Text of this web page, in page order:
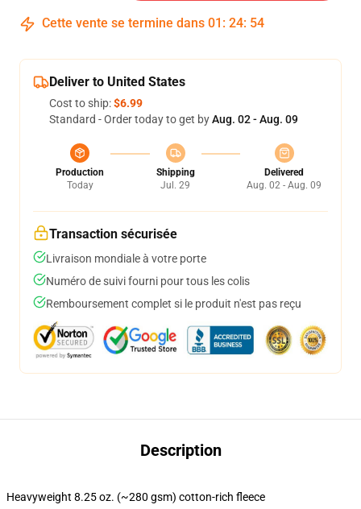
Cette vente se termine dans 01 : 24: 53
Deliver to United States
Cost to ship:$6.99
Standard - Order today to get byAug. 02 - Aug. 09
Production
Today
Shipping
Jul. 29
Delivered
Aug. 02 - Aug. 09
Transaction sécurisée
Livraison mondiale à votre porte
Numéro de suivi fourni pour tous les colis
Remboursement complet si le produit n'est pas reçu
Description
Heavyweight 8.25 oz. (~280 gsm) cotton-rich fleece